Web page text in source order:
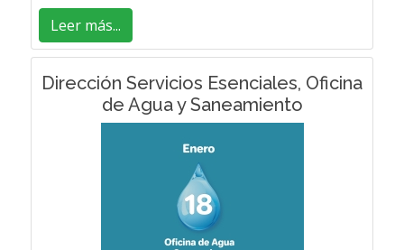
Leer más...
Dirección Servicios Esenciales, Oficina
de Agua y Saneamiento